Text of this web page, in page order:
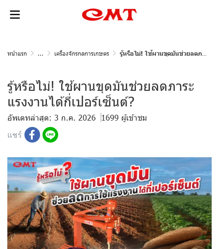
หน้าแรก ... เครื่องจักรกลการเกษตร รู้หรือไม่! ใช้ผานขุดมันช่วยลดภาระแรงงานได้กี่เปอร์เซ็นต์?
รู้หรือไม่! ใช้ผานขุดมันช่วยลดภาระ
แรงงานได้กี่เปอร์เซ็นต์?
อัพเดทล่าสุด: 3 ก.ค. 2026 1699 ผู้เข้าชม
แชร์